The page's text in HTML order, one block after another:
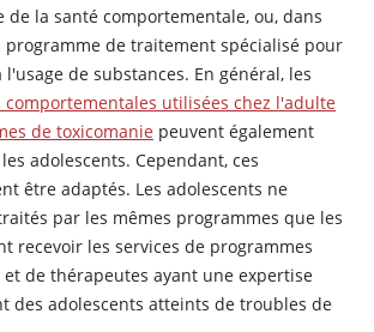
de la santé comportementale, ou, dans
programme de traitement spécialisé pour
de substances. En général, les
utilisées chez l'adulte
de toxicomanie peuvent également
adolescents. Cependant, ces
être adaptés. Les adolescents ne
par les mêmes programmes que les
recevoir les services de programmes
de thérapeutes ayant une expertise
des adolescents atteints de troubles de